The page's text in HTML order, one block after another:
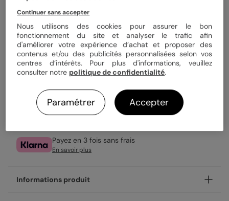
2,99 €
Enveloppe blanche offerte
Fabrication française
Expédition rapide en 24h
Payez en 3 fois sans frais
En savoir plus
Informations produit
Continuer sans accepter
Nous utilisons des cookies pour assurer le bon
fonctionnement du site et analyser le trafic afin
d'améliorer votre expérience d’achat et proposer des
contenus et/ou des publicités personnalisées selon vos
centres d’intérêts. Pour plus d'informations, veuillez
consulter notre politique de confidentialité.
Paramétrer Accepter